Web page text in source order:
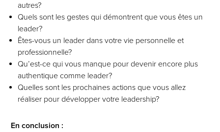
autres?
Quels sont les gestes qui démontrent que vous êtes un
leader?
Êtes-vous un leader dans votre vie personnelle et
professionnelle?
Qu’est-ce qui vous manque pour devenir encore plus
authentique comme leader?
Quelles sont les prochaines actions que vous allez
réaliser pour développer votre leadership?
En conclusion :